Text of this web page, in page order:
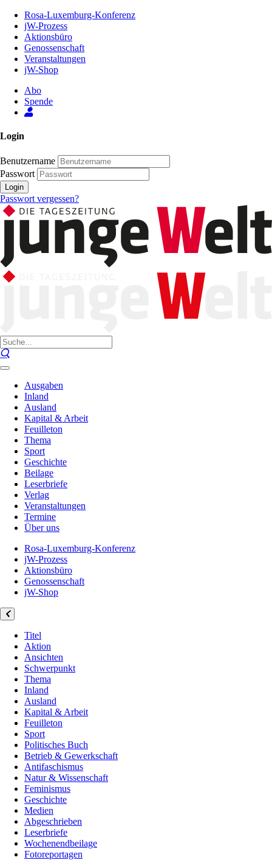
Inhalt
Seite
Rosa-Luxemburg-Konferenz
jW-Prozess
Aktionsbüro
Genossenschaft
Veranstaltungen
jW-Shop
Abo
Spende
Login
Benutzername
Passwort
Login
Passwort vergessen?
Ausgaben
Inland
Ausland
Kapital & Arbeit
Feuilleton
Thema
Sport
Geschichte
Beilage
Leserbriefe
Verlag
Veranstaltungen
Termine
Über uns
Rosa-Luxemburg-Konferenz
jW-Prozess
Aktionsbüro
Genossenschaft
jW-Shop
Titel
Aktion
Ansichten
Schwerpunkt
Thema
Inland
Ausland
Kapital & Arbeit
Feuilleton
Sport
Politisches Buch
Betrieb & Gewerkschaft
Antifaschismus
Natur & Wissenschaft
Feminismus
Geschichte
Medien
Abgeschrieben
Leserbriefe
Wochenendbeilage
Fotoreportagen